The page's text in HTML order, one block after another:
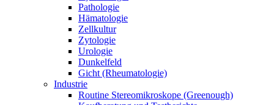
Pathologie
Hämatologie
Zellkultur
Zytologie
Urologie
Dunkelfeld
Gicht (Rheumatologie)
Industrie
Routine Stereomikroskope (Greenough)